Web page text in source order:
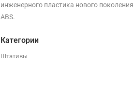
инженерного пластика нового поколения
ABS.
Категории
Штативы